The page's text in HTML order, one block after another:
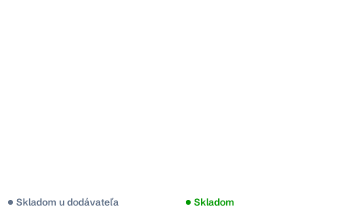
Skladom u dodávateľa Skladom